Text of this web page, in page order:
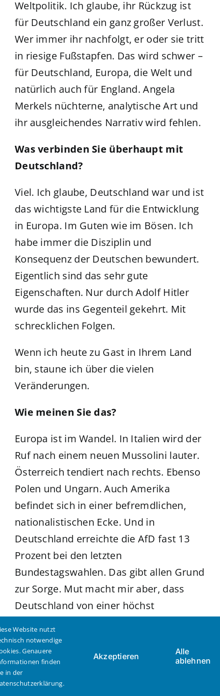
Weltpolitik. Ich glaube, ihr Rückzug ist
für Deutschland ein ganz großer Verlust.
Wer immer ihr nachfolgt, er oder sie tritt
in riesige Fußstapfen. Das wird schwer –
für Deutschland, Europa, die Welt und
natürlich auch für England. Angela
Merkels nüchterne, analytische Art und
ihr ausgleichendes Narrativ wird fehlen.
Was verbinden Sie überhaupt mit
Deutschland?
Viel. Ich glaube, Deutschland war und ist
das wichtigste Land für die Entwicklung
in Europa. Im Guten wie im Bösen. Ich
habe immer die Disziplin und
Konsequenz der Deutschen bewundert.
Eigentlich sind das sehr gute
Eigenschaften. Nur durch Adolf Hitler
wurde das ins Gegenteil gekehrt. Mit
schrecklichen Folgen.
Wenn ich heute zu Gast in Ihrem Land
bin, staune ich über die vielen
Veränderungen.
Wie meinen Sie das?
Europa ist im Wandel. In Italien wird der
Ruf nach einem neuen Mussolini lauter.
Österreich tendiert nach rechts. Ebenso
Polen und Ungarn. Auch Amerika
befindet sich in einer befremdlichen,
nationalistischen Ecke. Und in
Deutschland erreichte die AfD fast 13
Prozent bei den letzten
Bundestagswahlen. Das gibt allen Grund
zur Sorge. Mut macht mir aber, dass
Deutschland von einer höchst
wird, und ich hoffe, dass die mit dem
Rechtsruck höchst sensibel umgeht und
Lösungen findet.
Website nutzt
notwendige
Genauere
finden
in der
Akzeptieren
Alle
ablehnen